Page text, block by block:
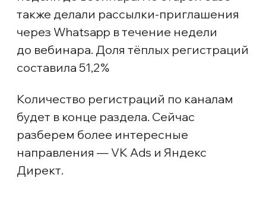
Поэтому медиаплан строили от
запуска с закладкой негативного
сценария и возможностью
масштабирования бюджета.
Про разработку кампаний можно
почитать в первом кейсе.